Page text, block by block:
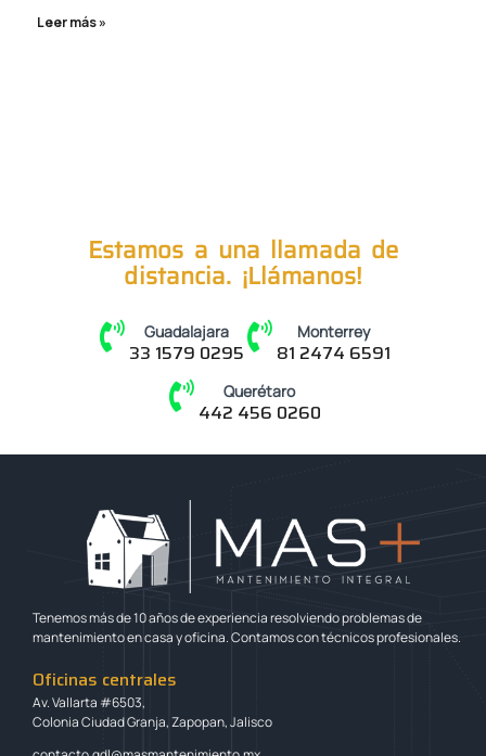
Leer más »
Estamos a una llamada de
distancia. ¡Llámanos!
Guadalajara
33 1579 0295
Monterrey
81 2474 6591
Querétaro
442 456 0260
Tenemos más de 10 años de experiencia resolviendo problemas de
mantenimiento en casa y oficina. Contamos con técnicos profesionales.
Oficinas centrales
Av. Vallarta #6503,
Colonia Ciudad Granja, Zapopan, Jalisco